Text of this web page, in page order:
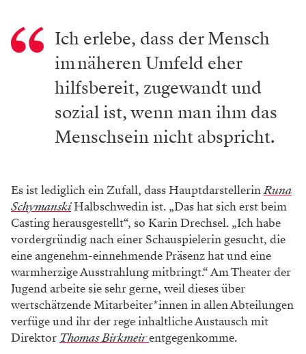
Ich erlebe, dass der Mensch
im näheren Umfeld eher
hilfsbereit, zugewandt und
sozial ist, wenn man ihm das
Menschsein nicht abspricht.
Es ist lediglich ein Zufall, dass HauptdarstellerinRuna
SchymanskiHalbschwedin ist. „Das hat sich erst beim
Casting herausgestellt“, so Karin Drechsel. „Ich habe
vordergründig nach einer Schauspielerin gesucht, die
eine angenehm-einnehmende Präsenz hat und eine
warmherzige Ausstrahlung mitbringt.“ Am Theater der
Jugend arbeite sie sehr gerne, weil dieses über
wertschätzende Mitarbeiter*innen in allen Abteilungen
verfüge und ihr der rege inhaltliche Austausch mit
Direktor Thomas Birkmeirentgegenkomme.